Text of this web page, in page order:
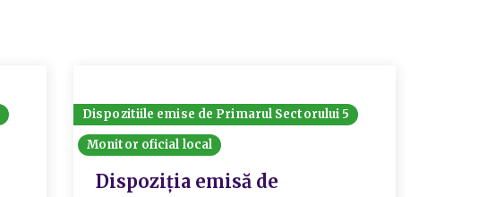
Dispozitiile emise de Primarul Sectorului 5
Monitor oficial local
Dispoziția emisă de